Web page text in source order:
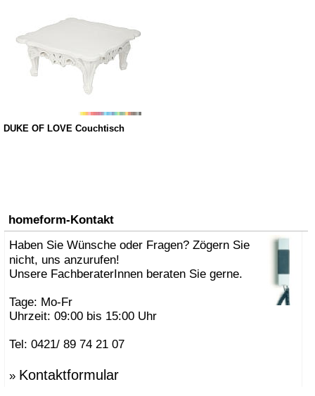
DUKE OF LOVE Couchtisch
homeform-Kontakt
Haben Sie Wünsche oder Fragen? Zögern Sie
nicht, uns anzurufen!
Unsere FachberaterInnen beraten Sie gerne.
Tage: Mo-Fr
Uhrzeit: 09:00 bis 15:00 Uhr
Tel: 0421/ 89 74 21 07
» Kontaktformular